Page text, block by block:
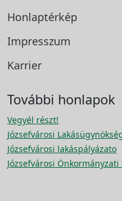
Honlaptérkép
Impresszum
Karrier
További honlapok
Vegyél részt!
Józsefvárosi
Józsefvárosi lakáspályázato
Józsefvárosi